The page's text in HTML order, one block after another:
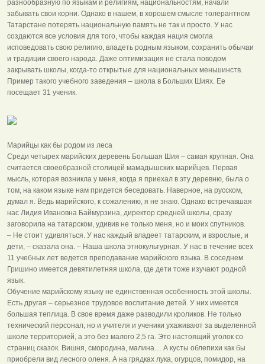
разнообразную по языкам и религиям, национальностям, начали
забывать свои корни. Однако в нашем, в хорошем смысле толерантном
Татарстане потерять национальную память не так и просто. У нас
создаются все условия для того, чтобы каждая нация смогла
исповедовать свою религию, владеть родным языком, сохранить обычаи
и традиции своего народа. Даже оптимизация не стала поводом
закрывать школы, когда-то открытые для национальных меньшинств.
Пример такого учебного заведения – школа в Больших Шиях. Ее
посещает 31 ученик.
Марийцы как бы родом из леса
Среди четырех марийских деревень Большая Шия – самая крупная. Она
считается своеобразной столицей мамадышских марийцев. Первая
мысль, которая возникла у меня, когда я приехал в эту деревню, была о
том, на каком языке нам придется беседовать. Наверное, на русском,
думал я. Ведь марийского, к сожалению, я не знаю. Однако встречавшая
нас Лидия Ивановна Баймурзина, директор средней школы, сразу
заговорила на татарском, удивив не только меня, но и моих спутников.
– Не стоит удивляться. У нас каждый владеет татарским, и взрослые, и
дети, – сказала она. – Наша школа этнокультурная. У нас в течение всех
11 учебных лет ведется преподавание марийского языка. В соседнем
Гришино имеется девятилетняя школа, где дети тоже изучают родной
язык.
Обучение марийскому языку не единственная особенность этой школы.
Есть другая – серьезное трудовое воспитание детей. У них имеется
большая теплица. В свое время даже разводили кроликов. Не только
технический персонал, но и учителя и ученики ухаживают за выделенной
школе территорией, а это без малого 2,5 га. Это настоящий уголок со
страниц сказок. Вишня, смородина, малина… А кусты облепихи как бы
приобрели вид лесного оленя. А на грядках лука, огурцов, помидор, на